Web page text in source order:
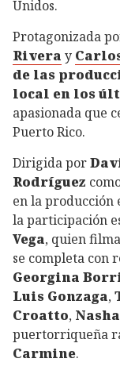
Unidos.
Protagonizada
Rivera y
de las
local en los
apasionada que
Puerto Rico.
Dirigida por
Rodríguez
en la producción
la participación
Vega, quien
se completa con
Georgina
Luis Gonzaga,
Croatto,
puertorriqueña
Carmine.